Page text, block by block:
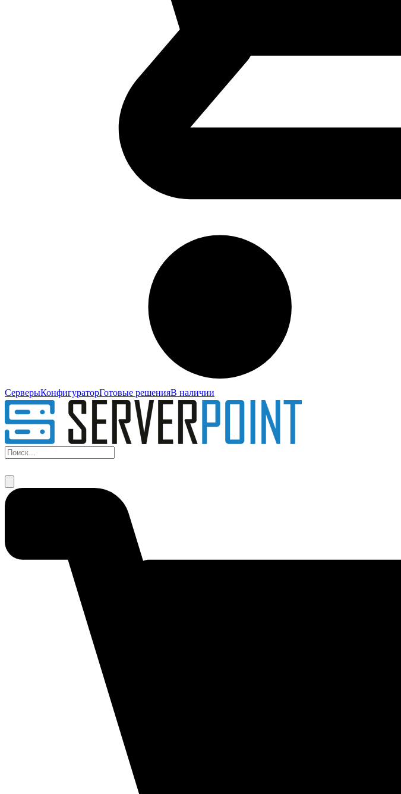
СерверыКонфигураторГотовые решенияВ наличии